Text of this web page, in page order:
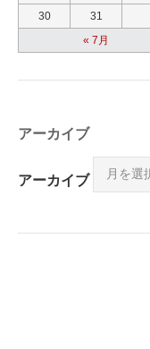
« 7月
30
31
アーカイブ
アーカイブ